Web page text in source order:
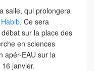
salle, qui prolongera
. Ce sera
débat sur la place des
en sciences
apér-EAU sur la
janvier.